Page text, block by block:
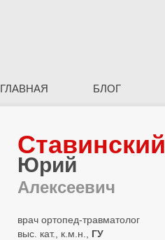
ГЛАВНАЯ БЛОГ
Ставинский
Юрий
Алексеевич
врач ортопед-травматолог
выс. кат., к.м.н., ГУ